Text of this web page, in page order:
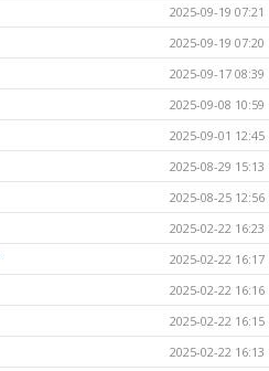
2025-09-19 07:21
2025-09-19 07:20
2025-09-17 08:39
2025-09-08 10:59
2025-09-01 12:45
2025-08-29 15:13
2025-08-25 12:56
2025-02-22 16:23
2025-02-22 16:17
2025-02-22 16:16
2025-02-22 16:15
2025-02-22 16:13